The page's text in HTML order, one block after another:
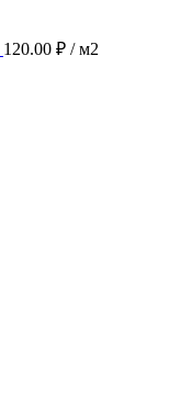
120.00 ₽ / м2